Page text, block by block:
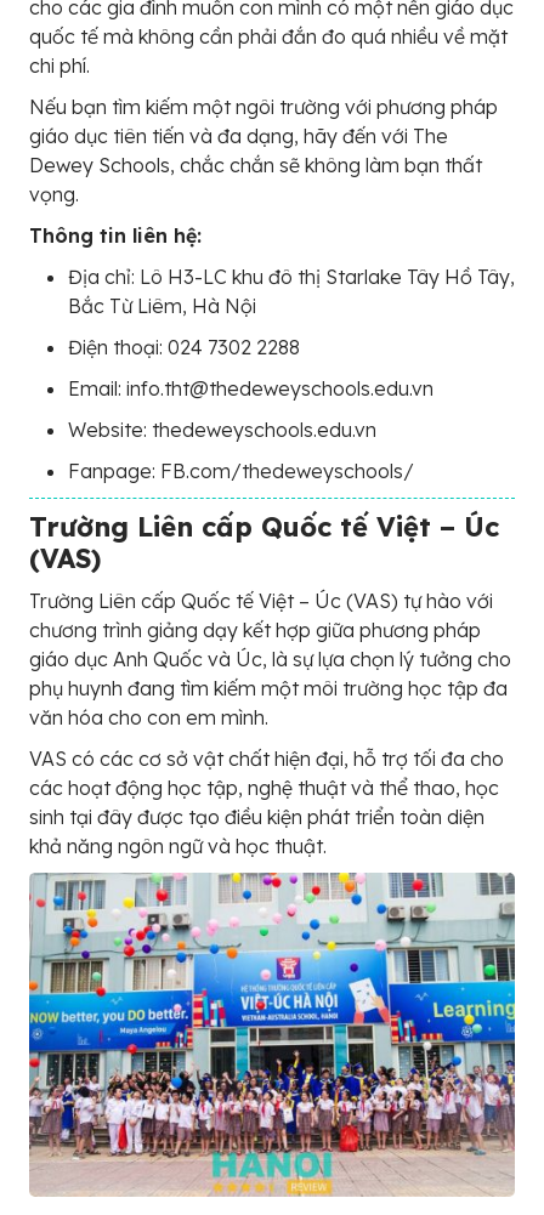
cho các gia đình muốn con mình có một nền giáo dục
quốc tế mà không cần phải đắn đo quá nhiều về mặt
chi phí.
Nếu bạn tìm kiếm một ngôi trường với phương pháp
giáo dục tiên tiến và đa dạng, hãy đến với The
Dewey Schools, chắc chắn sẽ không làm bạn thất
vọng.
Thông tin liên hệ:
Địa chỉ: Lô H3-LC khu đô thị Starlake Tây Hồ Tây,
Bắc Từ Liêm, Hà Nội
Điện thoại: 024 7302 2288
Email: info.tht@thedeweyschools.edu.vn
Website: thedeweyschools.edu.vn
Fanpage: FB.com/thedeweyschools/
Trường Liên cấp Quốc tế Việt – Úc
(VAS)
Trường Liên cấp Quốc tế Việt – Úc (VAS) tự hào với
chương trình giảng dạy kết hợp giữa phương pháp
giáo dục Anh Quốc và Úc, là sự lựa chọn lý tưởng cho
phụ huynh đang tìm kiếm một môi trường học tập đa
văn hóa cho con em mình.
VAS có các cơ sở vật chất hiện đại, hỗ trợ tối đa cho
các hoạt động học tập, nghệ thuật và thể thao, học
sinh tại đây được tạo điều kiện phát triển toàn diện
khả năng ngôn ngữ và học thuật.